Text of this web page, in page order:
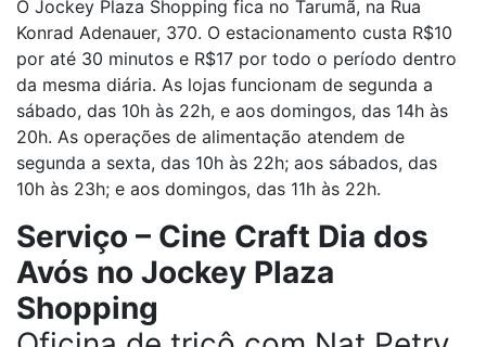
O Jockey Plaza Shopping fica no Tarumã, na Rua
Konrad Adenauer, 370. O estacionamento custa R$10
por até 30 minutos e R$17 por todo o período dentro
da mesma diária. As lojas funcionam de segunda a
sábado, das 10h às 22h, e aos domingos, das 14h às
20h. As operações de alimentação atendem de
segunda a sexta, das 10h às 22h; aos sábados, das
10h às 23h; e aos domingos, das 11h às 22h.
Serviço – Cine Craft Dia dos
Avós no Jockey Plaza
Shopping